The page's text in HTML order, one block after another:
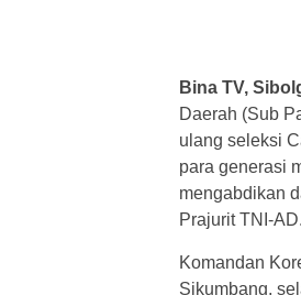
Bina TV,
Daerah (Sub
ulang seleksi
para generasi
mengabdikan
Prajurit TNI-AD.
Komandan
Sikumbang,